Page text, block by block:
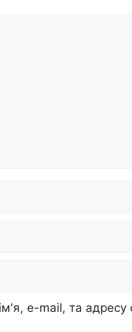
e-mail, та адресу